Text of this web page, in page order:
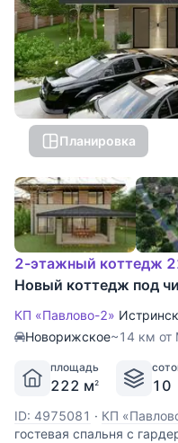
Планировка
2-этажный коттедж
Новый коттедж под
КП «Павлово-2»
Новорижское~14 км от
площадь
222 м2 10
ID: 4975081 · КП
гостевая спальня с